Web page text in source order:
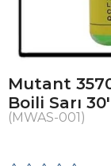
Mutant
Boili Sarı
(MWAS-001)